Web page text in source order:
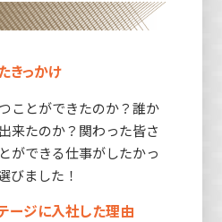
きっかけ
ことができたのか？誰か
来たのか？関わった皆さ
ができる仕事がしたかっ
びました！
ージに入社した理由